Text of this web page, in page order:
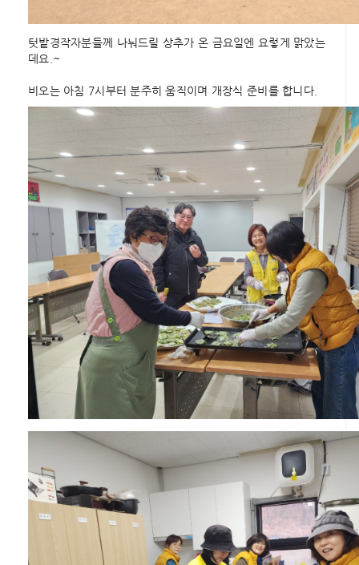
텃밭경작자분들께 나눠드릴 상추가 온 금요일엔 요렇게 맑았는
데요.~
비오는 아침 7시부터 분주히 움직이며 개장식 준비를 합니다.